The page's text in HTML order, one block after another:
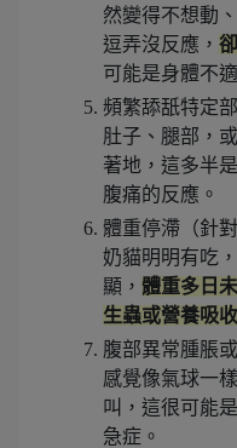
然變得不想動
逗弄沒反應，
可能是身體不
頻繁舔舐特定
肚子、腿部，
著地，這多半
腹痛的反應。
體重停滯（針
奶貓明明有吃
顯， 體重多日
生蟲或營養吸
腹部異常腫脹
感覺像氣球一
叫，這很可能
急症。